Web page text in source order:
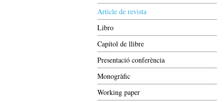
Article de revista
Libro
Capítol de llibre
Presentació conferència
Monogràfic
Working paper